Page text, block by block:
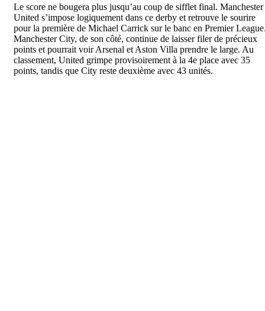
Le score ne bougera plus jusqu’au coup de sifflet final. Manchester
United s’impose logiquement dans ce derby et retrouve le sourire
pour la première de Michael Carrick sur le banc en Premier
Manchester City, de son côté, continue de laisser filer de précieux
points et pourrait voir Arsenal et Aston Villa prendre le large. Au
classement, United grimpe provisoirement à la 4e place avec 35
points, tandis que City reste deuxième avec 43 unités.